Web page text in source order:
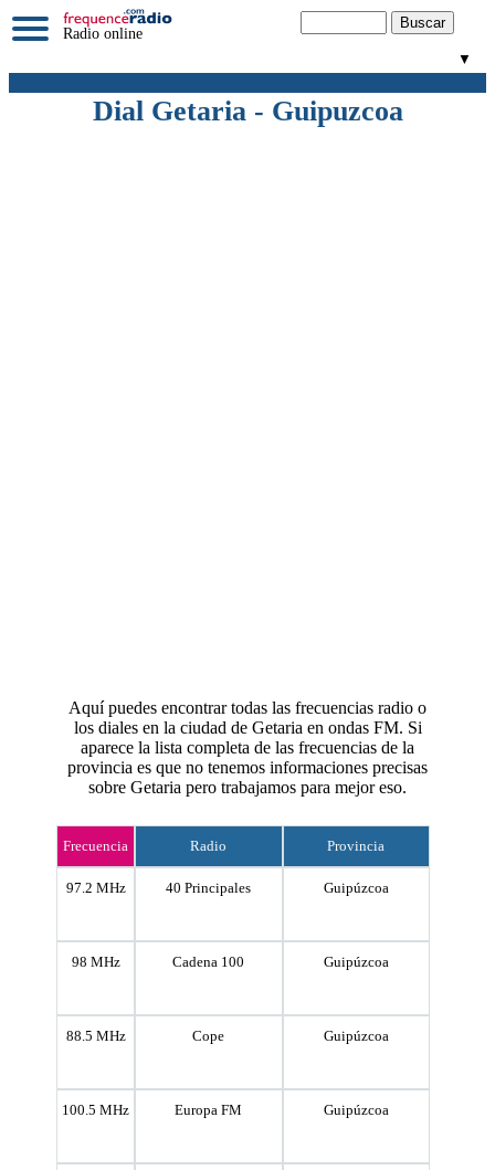
Radio online
▼
Dial Getaria - Guipuzcoa
Aquí puedes encontrar todas las frecuencias radio o
los diales en la ciudad de Getaria en ondas FM. Si
aparece la lista completa de las frecuencias de la
provincia es que no tenemos informaciones precisas
sobre Getaria pero trabajamos para mejor eso.
Frecuencia Radio Provincia
97.2 MHz 40 Principales Guipúzcoa
98 MHz Cadena 100 Guipúzcoa
88.5 MHz Cope Guipúzcoa
100.5 MHz Europa FM Guipúzcoa